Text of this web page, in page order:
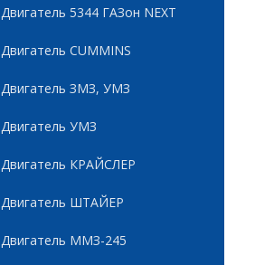
Двигатель 5344 ГАЗон NEXT
Двигатель CUMMINS
Двигатель ЗМЗ, УМЗ
Двигатель УМЗ
Двигатель КРАЙСЛЕР
Двигатель ШТАЙЕР
Двигатель ММЗ-245